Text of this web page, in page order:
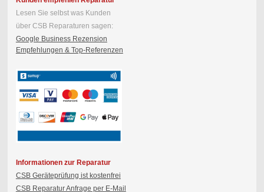
Lesen Sie selbst was Kunden
über CSB Reparaturen sagen:
Google Business Rezension
Empfehlungen & Top-Referenzen
Informationen zur Reparatur
CSB Geräteprüfung ist kostenfrei
CSB Reparatur Anfrage per E-Mail